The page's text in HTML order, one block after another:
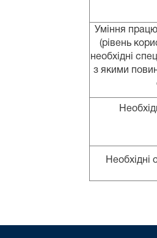
Уміння
(рівень
необхідні
з якими
Необхідні